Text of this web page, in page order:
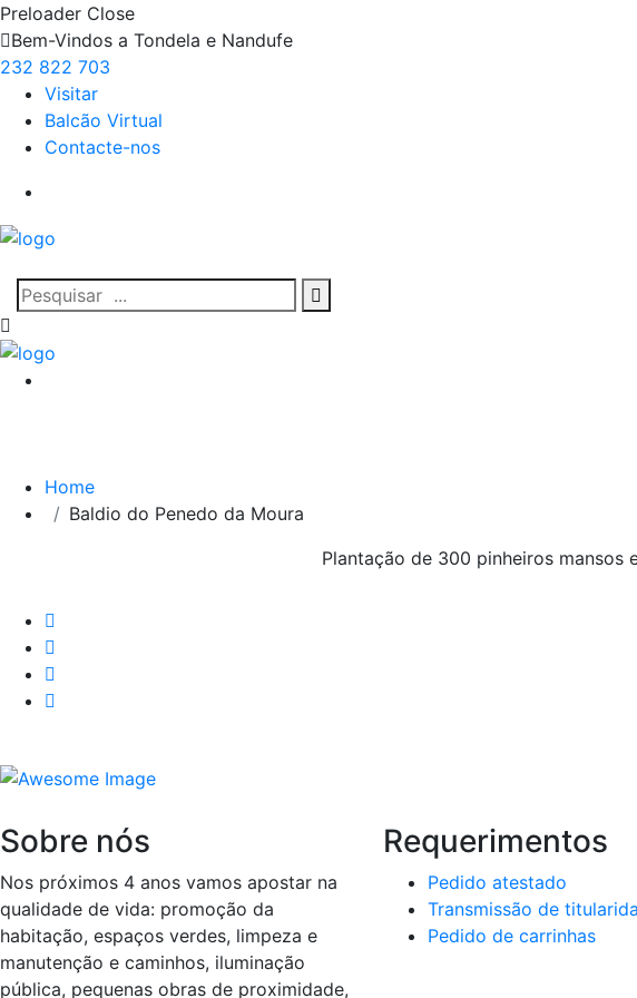
Preloader Close
Bem-Vindos a Tondela e Nandufe
232 822 703
Visitar
Balcão Virtual
Contacte-nos
Home
Baldio do Penedo da Moura
Plantação de 300 pinheiros mansos
Sobre nós
Nos próximos 4 anos vamos apostar na
qualidade de vida: promoção da
habitação, espaços verdes, limpeza e
manutenção e caminhos, iluminação
pública, pequenas obras de proximidade,
Requerimentos
Pedido atestado
Transmissão de
Pedido de carrinhas